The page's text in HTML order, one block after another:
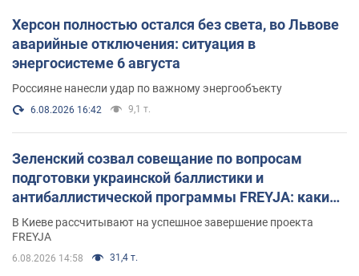
Херсон полностью остался без света, во Львове
аварийные отключения: ситуация в
энергосистеме 6 августа
Россияне нанесли удар по важному энергообъекту
6.08.2026 16:42 9,1 т.
Зеленский созвал совещание по вопросам
подготовки украинской баллистики и
антибаллистической программы FREYJA: какие
решения готовятся
В Киеве рассчитывают на успешное завершение проекта
FREYJA
6.08.2026 14:58 31,4 т.